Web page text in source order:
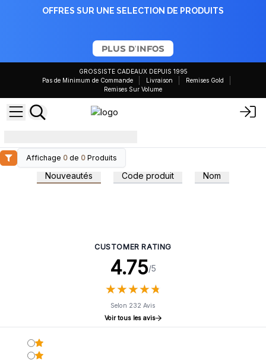
OFFRES SUR UNE SELECTION DE PRODUITS
PLUS D'INFOS
GROSSISTE CADEAUX DEPUIS 1995
Pas de Minimum de Commande
Livraison
Remises Gold
Remises Sur Volume
Affichage 0 de 0 Produits
Nouveautés Code produit Nom
CUSTOMER RATING
4.75/5
★★★★★
★★★★★
Selon 232 Avis
Voir tous les avis